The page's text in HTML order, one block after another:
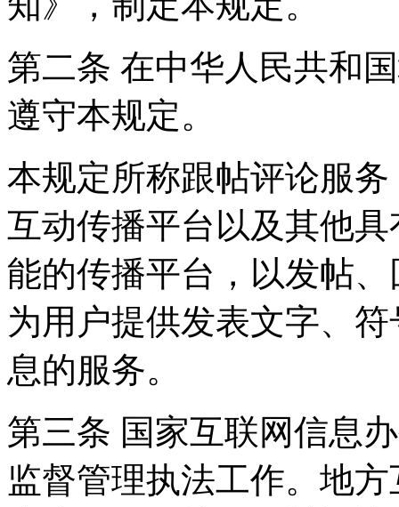
第二条 在中华人民共和
遵守本规定。
本规定所称跟帖评论服
互动传播平台以及其他
能的传播平台，以发帖
为用户提供发表文字、
息的服务。
第三条 国家互联网信息
监督管理执法工作。地